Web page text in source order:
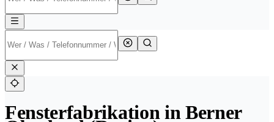
Fensterfabrikation in Berner